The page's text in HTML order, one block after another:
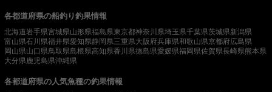
各都道府県の船釣り釣果情報
北海道岩手県宮城県山形県福島県東京都神奈川県埼玉県千葉県茨城県新潟県
富山県石川県福井県愛知県静岡県三重県大阪府兵庫県和歌山県京都府広島県
岡山県山口県鳥取県島根県高知県香川県徳島県愛媛県福岡県佐賀県長崎県熊本県
大分県 鹿児島県沖縄県
各都道府県の人気魚種の釣果情報